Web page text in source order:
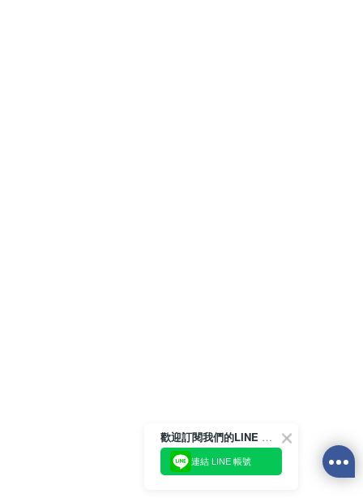
歡迎訂閱我們的LINE 官方帳號
連結 LINE 帳號